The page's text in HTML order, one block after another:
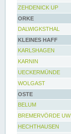
ZEHDENICK UP
ORKE
DALWIGKSTHAL
KLEINES HAFF
KARLSHAGEN
KARNIN
UECKERMÜNDE
WOLGAST
OSTE
BELUM
BREMERVÖRDE UW
HECHTHAUSEN